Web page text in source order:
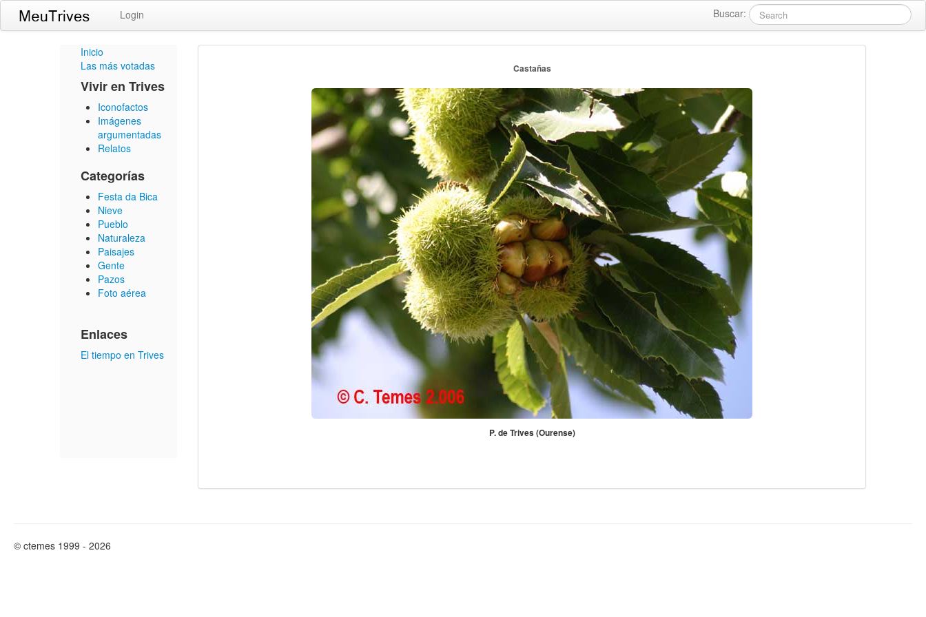
Buscar:
Login
Inicio
Las más votadas
Vivir en Trives
Iconofactos
Imágenes
argumentadas
Relatos
Categorías
Festa da Bica
Nieve
Pueblo
Naturaleza
Paisajes
Gente
Pazos
Foto aérea
Enlaces
El tiempo en Trives
Castañas
P. de Trives (Ourense)
© ctemes 1999 - 2026